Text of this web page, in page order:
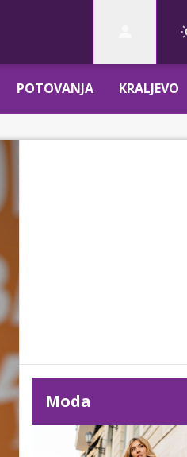
POTOVANJA KRALJEVO
Moda